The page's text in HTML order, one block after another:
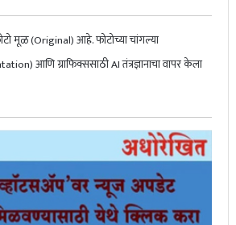
मूळ (Original) आहे. फोटोच्या चांगल्या
आणि ग्राफिक्ससाठी AI तंत्रज्ञानाचा वापर केला